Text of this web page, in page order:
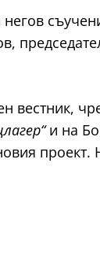
вестник,
и на